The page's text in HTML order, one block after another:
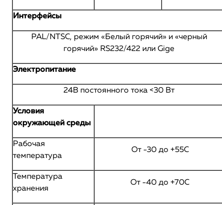
Интерфейсы
PAL/NTSC, режим «Белый горячий» и «черный
горячий» RS232/422 или Gige
Электропитание
24В постоянного тока <30 Вт
Условия
окружающей среды
Рабочая
температура
От -30 до +55С
Температура
хранения
От -40 до +70С